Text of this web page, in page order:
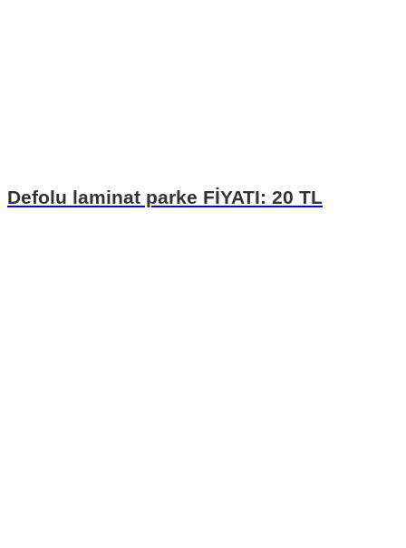
Defolu laminat parke FİYATI: 20 TL